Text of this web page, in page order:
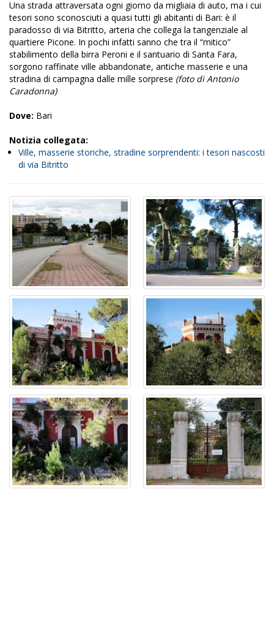
Una strada attraversata ogni giorno da migliaia di auto, ma i cui
tesori sono sconosciuti a quasi tutti gli abitanti di Bari: è il
paradosso di via Bitritto, arteria che collega la tangenziale al
quartiere Picone. In pochi infatti sanno che tra il “mitico”
stabilimento della birra Peroni e il santuario di Santa Fara,
sorgono raffinate ville abbandonate, antiche masserie e una
stradina di campagna dalle mille sorprese (foto di Antonio
Caradonna)
Dove: Bari
Notizia collegata:
Ville, masserie storiche, stradine sorprendenti: i tesori nascosti
di via Bitritto